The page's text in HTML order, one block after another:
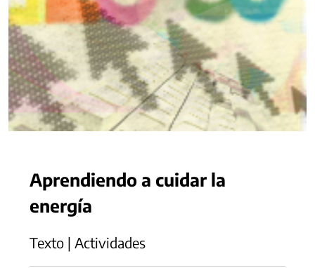
Aprendiendo a cuidar la
energía
Texto | Actividades